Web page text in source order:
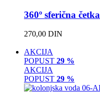
360º sferična
270,00 DIN
AKCIJA
POPUST 29 %
AKCIJA
POPUST 29 %